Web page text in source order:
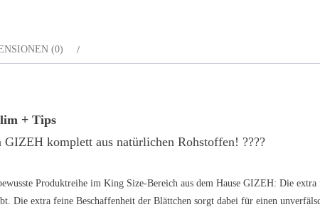
(0)
+ Tips
komplett aus natürlichen Rohstoffen! ????
Produktreihe im King Size-Bereich aus dem Hause GIZEH: Die extra
Die extra feine Beschaffenheit der Blättchen sorgt dabei für einen